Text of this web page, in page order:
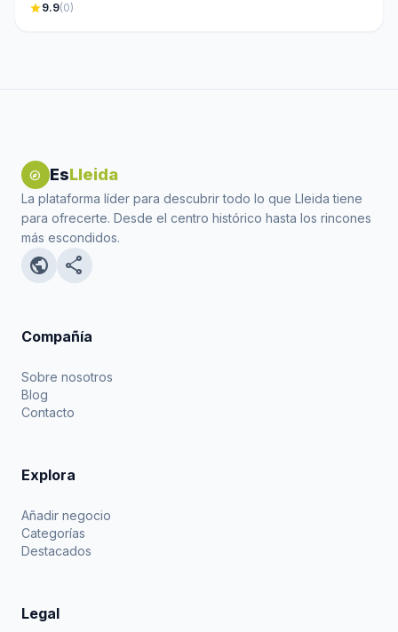
star9.9(0)
explore EsLleida
La plataforma líder para descubrir todo lo que Lleida tiene
para ofrecerte. Desde el centro histórico hasta los rincones
más escondidos.
public share
Compañía
Sobre nosotros
Blog
Contacto
Explora
Añadir negocio
Categorías
Destacados
Legal